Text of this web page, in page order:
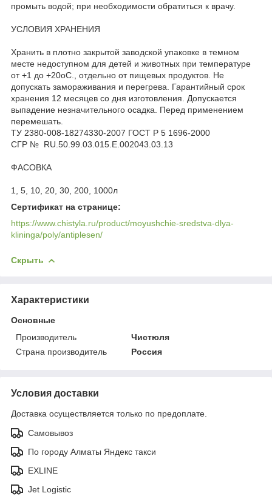
промыть водой; при необходимости обратиться к врачу.
УСЛОВИЯ ХРАНЕНИЯ
Хранить в плотно закрытой заводской упаковке в темном
месте недоступном для детей и животных при температуре
от +1 до +20оС., отдельно от пищевых продуктов. Не
допускать замораживания и перегрева. Гарантийный срок
хранения 12 месяцев со дня изготовления. Допускается
выпадение незначительного осадка. Перед применением
перемешать.
ТУ 2380-008-18274330-2007 ГОСТ Р 5 1696-2000
СГР № RU.50.99.03.015.E.002043.03.13
ФАСОВКА
1, 5, 10, 20, 30, 200, 1000л
Сертификат на странице:
https://www.chistyla.ru/product/moyushchie-sredstva-dlya-
klininga/poly/antiplesen/
Скрыть
Характеристики
Основные
Производитель
Чистюля
Страна производитель
Россия
Условия доставки
Доставка осуществляется только по предоплате.
Самовывоз
По городу Алматы Яндекс такси
EXLINE
Jet Logistic